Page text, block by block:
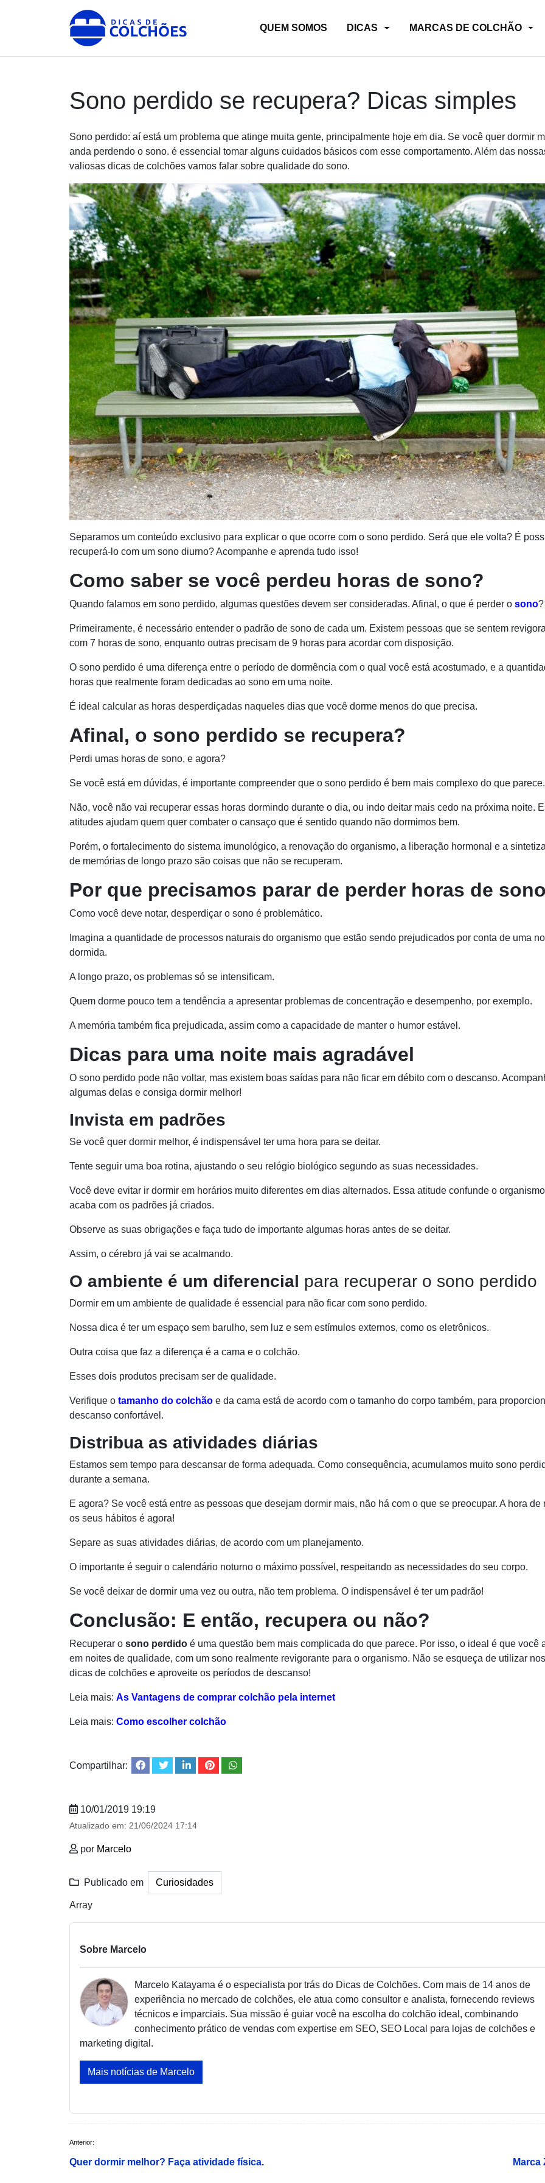
Dicas de Colchões
Site para Dicas de Colchões e reviews QUEM SOMOS DICAS MARCAS DE COLCHÃO
Sono perdido se recupera? Dicas simples
Sono perdido: aí está um problema que atinge muita gente, principalmente hoje em dia. Se você quer dormir
anda perdendo o sono. é essencial tomar alguns cuidados básicos com esse comportamento. Além das
valiosas dicas de colchões vamos falar sobre qualidade do sono.
Separamos um conteúdo exclusivo para explicar o que ocorre com o sono perdido. Será que ele volta? É
recuperá-lo com um sono diurno? Acompanhe e aprenda tudo isso!
Como saber se você perdeu horas de sono?
Quando falamos em sono perdido, algumas questões devem ser consideradas. Afinal, o que é perder o sono?
Primeiramente, é necessário entender o padrão de sono de cada um. Existem pessoas que se sentem
com 7 horas de sono, enquanto outras precisam de 9 horas para acordar com disposição.
O sono perdido é uma diferença entre o período de dormência com o qual você está acostumado, e a
horas que realmente foram dedicadas ao sono em uma noite.
É ideal calcular as horas desperdiçadas naqueles dias que você dorme menos do que precisa.
Afinal, o sono perdido se recupera?
Perdi umas horas de sono, e agora?
Se você está em dúvidas, é importante compreender que o sono perdido é bem mais complexo do que parece.
Não, você não vai recuperar essas horas dormindo durante o dia, ou indo deitar mais cedo na próxima noite.
atitudes ajudam quem quer combater o cansaço que é sentido quando não dormimos bem.
Porém, o fortalecimento do sistema imunológico, a renovação do organismo, a liberação hormonal e a
de memórias de longo prazo são coisas que não se recuperam.
Por que precisamos parar de perder horas de
Como você deve notar, desperdiçar o sono é problemático.
Imagina a quantidade de processos naturais do organismo que estão sendo prejudicados por conta de uma
dormida.
A longo prazo, os problemas só se intensificam.
Quem dorme pouco tem a tendência a apresentar problemas de concentração e desempenho, por exemplo.
A memória também fica prejudicada, assim como a capacidade de manter o humor estável.
Dicas para uma noite mais agradável
O sono perdido pode não voltar, mas existem boas saídas para não ficar em débito com o descanso.
algumas delas e consiga dormir melhor!
Invista em padrões
Se você quer dormir melhor, é indispensável ter uma hora para se deitar.
Tente seguir uma boa rotina, ajustando o seu relógio biológico segundo as suas necessidades.
Você deve evitar ir dormir em horários muito diferentes em dias alternados. Essa atitude confunde o
acaba com os padrões já criados.
Observe as suas obrigações e faça tudo de importante algumas horas antes de se deitar.
Assim, o cérebro já vai se acalmando.
O ambiente é um diferencial para recuperar o sono perdido
Dormir em um ambiente de qualidade é essencial para não ficar com sono perdido.
Nossa dica é ter um espaço sem barulho, sem luz e sem estímulos externos, como os eletrônicos.
Outra coisa que faz a diferença é a cama e o colchão.
Esses dois produtos precisam ser de qualidade.
Verifique o tamanho do colchão e da cama está de acordo com o tamanho do corpo também, para
descanso confortável.
Distribua as atividades diárias
Estamos sem tempo para descansar de forma adequada. Como consequência, acumulamos muito sono
durante a semana.
E agora? Se você está entre as pessoas que desejam dormir mais, não há com o que se preocupar. A hora de
os seus hábitos é agora!
Separe as suas atividades diárias, de acordo com um planejamento.
O importante é seguir o calendário noturno o máximo possível, respeitando as necessidades do seu corpo.
Se você deixar de dormir uma vez ou outra, não tem problema. O indispensável é ter um padrão!
Conclusão: E então, recupera ou não?
Recuperar o sono perdido é uma questão bem mais complicada do que parece. Por isso, o ideal é que você
em noites de qualidade, com um sono realmente revigorante para o organismo. Não se esqueça de utilizar
dicas de colchões e aproveite os períodos de descanso!
Leia mais: As Vantagens de comprar colchão pela internet
Leia mais: Como escolher colchão
Compartilhar:
10/01/2019 19:19
Atualizado em: 21/06/2024 17:14
por Marcelo
Publicado em Curiosidades
Array
Sobre Marcelo
Marcelo Katayama é o especialista por trás do Dicas de Colchões. Com mais de 14 anos de
experiência no mercado de colchões, ele atua como consultor e analista, fornecendo reviews
técnicos e imparciais. Sua missão é guiar você na escolha do colchão ideal, combinando
conhecimento prático de vendas com expertise em SEO, SEO Local para lojas de colchões e
marketing digital.
Mais notícias de Marcelo
Navegação
de
Anterior:
Quer dormir melhor? Faça atividade física. Marca